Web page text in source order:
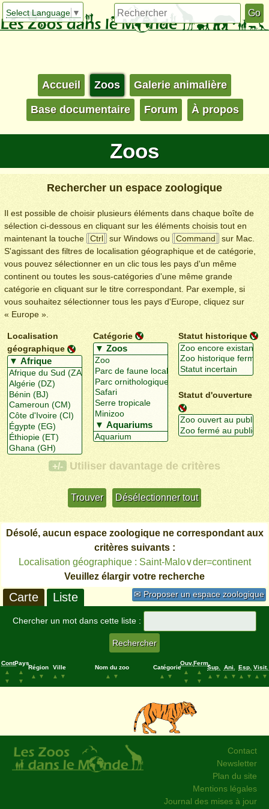
Select Language ▼
Accueil Zoos Galerie animalière
Base documentaire Forum À propos
Zoos
Rechercher un espace zoologique
Il est possible de choisir plusieurs éléments dans chaque boîte de
sélection ci-dessous en cliquant sur les éléments choisis tout en
maintenant la touche
Ctrl sur Windows ou Command
sur Mac.
S'agissant des filtres de localisation géographique et de catégorie,
vous pouvez sélectionner en un clic tous les pays d'un même
continent ou toutes les sous-catégories d'une même grande
catégorie en cliquant sur le titre correspondant. Par exemple, si
vous souhaitez sélectionner tous les pays d'Europe, cliquez sur
« Europe ».
Localisation
géographique
Catégorie Statut historique
Statut d'ouverture
+/- Utiliser davantage de critères
Désolé, aucun espace zoologique ne correspondant aux
critères suivants :
Localisation géographique : Saint-Malo∨der=continent
Veuillez élargir votre recherche
✉ Proposer un espace zoologique
Carte Liste
Chercher un mot dans cette liste :
Cont.
▲
▼
Pays
▲
▼
Région
▲
▼
Ville
▲
▼
Nom du zoo
▲
▼
Catégorie
▲
▼
Ouv.
▲
▼
Ferm.
▲
▼
Sup.
▲
▼
Ani.
▲
▼
Esp.
▲
▼
Visit.
▲
▼
Contact
Newsletter
Plan du site
Mentions légales
Journal des mises à jour